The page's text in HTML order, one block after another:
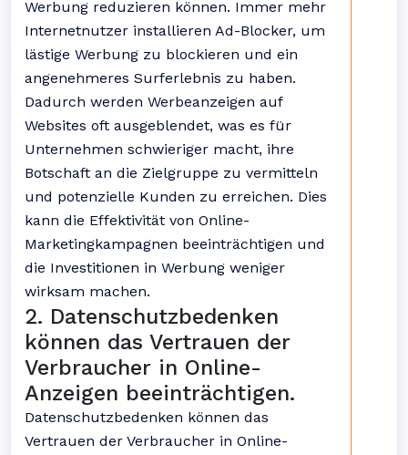
Werbung reduzieren können. Immer mehr
Internetnutzer installieren Ad-Blocker, um
lästige Werbung zu blockieren und ein
angenehmeres Surferlebnis zu haben.
Dadurch werden Werbeanzeigen auf
Websites oft ausgeblendet, was es für
Unternehmen schwieriger macht, ihre
Botschaft an die Zielgruppe zu vermitteln
und potenzielle Kunden zu erreichen. Dies
kann die Effektivität von Online-
Marketingkampagnen beeinträchtigen und
die Investitionen in Werbung weniger
wirksam machen.
2. Datenschutzbedenken
können das Vertrauen der
Verbraucher in Online-
Anzeigen beeinträchtigen.
Datenschutzbedenken können das
Vertrauen der Verbraucher in Online-